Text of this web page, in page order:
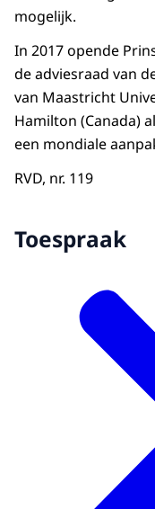
mogelijk.
In 2017 opende
de adviesraad van
van Maastricht
Hamilton (Canada)
een mondiale
RVD, nr. 119
Toespraak